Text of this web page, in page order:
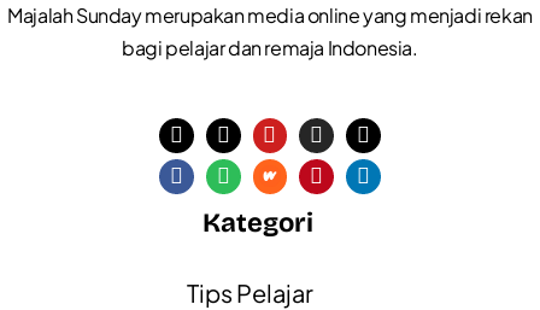
Majalah Sunday merupakan media online yang menjadi rekan
bagi pelajar dan remaja Indonesia.
Kategori
Tips Pelajar